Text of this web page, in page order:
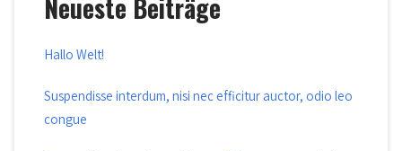
Neueste Beiträge
Hallo Welt!
Suspendisse interdum, nisi nec efficitur auctor, odio leo
congue